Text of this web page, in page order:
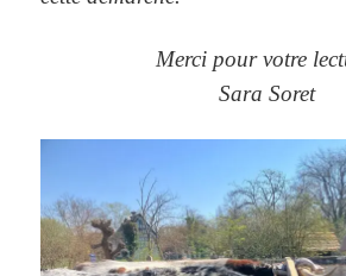
Merci pour votre
Sara Soret